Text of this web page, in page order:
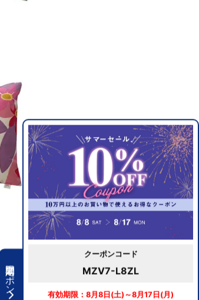
期間限定クーポン
クーポンコード
MZV7-L8ZL
有効期限：8月8日(土)～8月17日(月)